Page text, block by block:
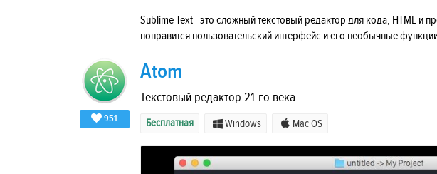
Sublime Text - это сложный текстовый редактор для кода, HTML и
понравится пользовательский интерфейс и его необычные
951
Atom
Текстовый редактор 21-го века.
Бесплатная Windows Mac OS